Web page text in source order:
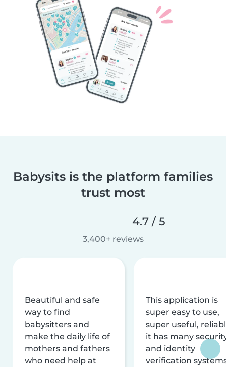
Babysits is the platform families
trust most
4.7 / 5
3,400+ reviews
Beautiful and safe
way to find
babysitters and
make the daily life of
mothers and fathers
who need help at
This application is
super easy to use,
super useful,
it has many
and identity
verification